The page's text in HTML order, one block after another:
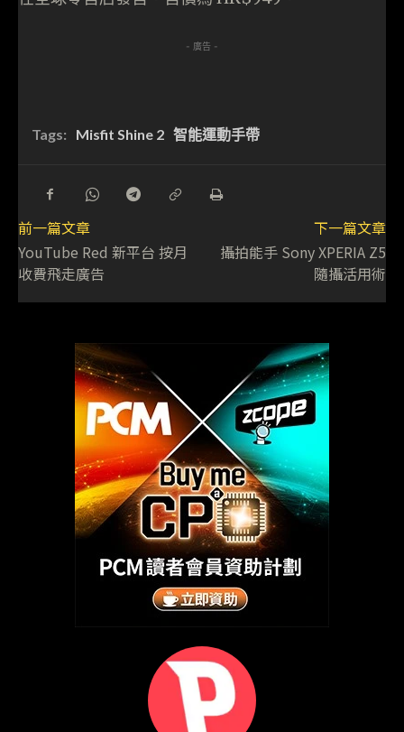
- 廣告 -
Tags: Misfit Shine 2 智能運動手帶
前一篇文章
YouTube Red 新平台 按月
收費飛走廣告
下一篇文章
攝拍能手 Sony XPERIA Z5
隨攝活用術